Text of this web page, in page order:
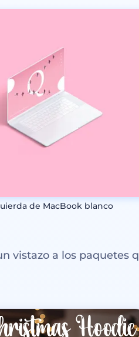
de MacBook blanco
vistazo a los paquetes